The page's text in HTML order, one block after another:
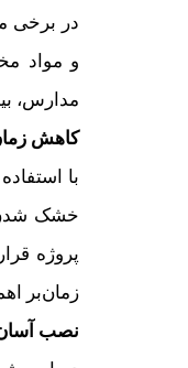
در برخی
و مواد
مدارس،
کاهش
با
خشک شدن
پروژه
زمان‌بر
نصب آسان